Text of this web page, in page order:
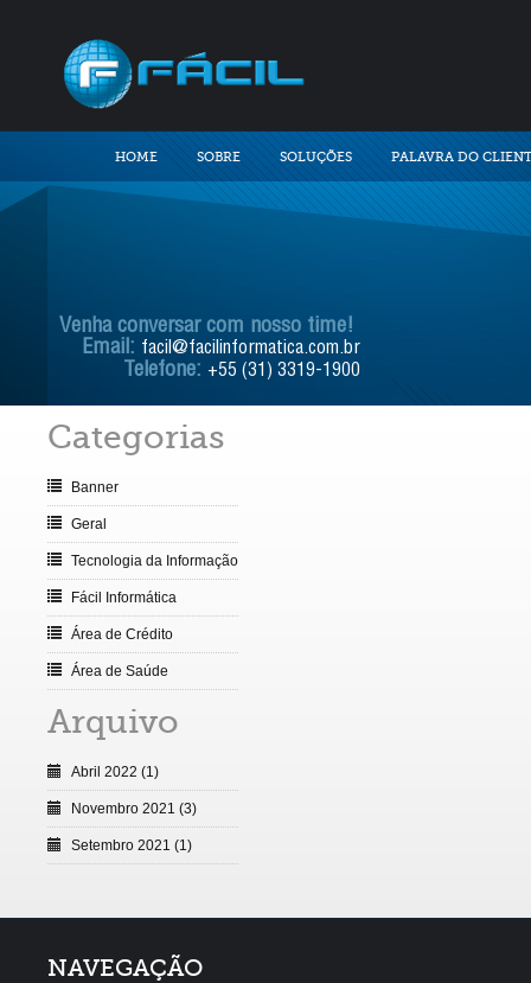
HOME SOBRE SOLUÇÕES PALAVRA DO
Venha conversar com nosso time!
Email: facil@facilinformatica.com.br
Telefone: +55 (31) 3319-1900
Categorias
Banner
Geral
Tecnologia da Informação
Fácil Informática
Área de Crédito
Área de Saúde
Arquivo
Abril 2022 (1)
Novembro 2021 (3)
Setembro 2021 (1)
NAVEGAÇÃO